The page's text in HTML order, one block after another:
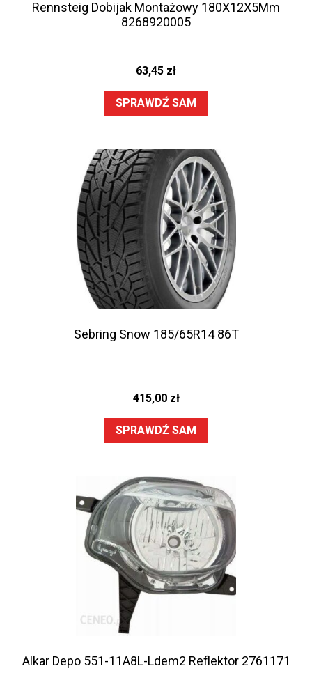
Rennsteig Dobijak Montażowy 180X12X5Mm
8268920005
63,45 zł
SPRAWDŹ SAM
Sebring Snow 185/65R14 86T
415,00 zł
SPRAWDŹ SAM
Alkar Depo 551-11A8L-Ldem2 Reflektor 2761171